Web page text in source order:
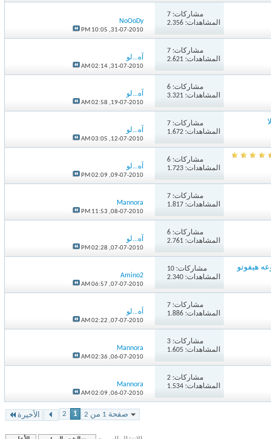
مشاركات:7
المشاهدات: 2.356
NoOoDy
31-07-2010,
10:05 PM
مشاركات:7
المشاهدات: 2.621
آه...لو
31-07-2010,
02:14 AM
مشاركات:6
المشاهدات: 3.321
آه...لو
19-07-2010,
02:58 AM
مشاركات:7
المشاهدات: 1.672
آه...لو
12-07-2010,
03:05 AM
مشاركات:6
المشاهدات: 1.723
آه...لو
09-07-2010,
02:09 PM
مشاركات:7
المشاهدات: 1.817
Mannora
08-07-2010,
11:53 PM
مشاركات:6
المشاهدات: 2.761
آه...لو
07-07-2010,
02:28 PM
هيفوتو مشاركات:10
المشاهدات: 2.340
Amino2
07-07-2010,
06:57 AM
مشاركات:7
المشاهدات: 1.886
آه...لو
07-07-2010,
02:22 AM
مشاركات:3
المشاهدات: 1.605
Mannora
06-07-2010,
02:36 AM
مشاركات:2
المشاهدات: 1.534
Mannora
06-07-2010,
02:09 AM
صفحة 1 من 2 الأخيرة